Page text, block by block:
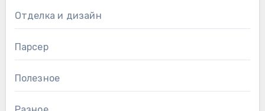
Отделка и дизайн
Парсер
Полезное